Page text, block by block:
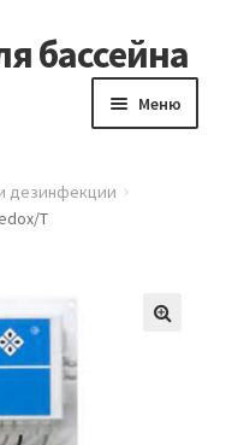
бассейна
Меню
дезинфекции
T